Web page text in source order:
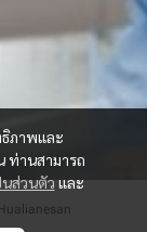
ภาพและ
ท่านสามารถ
ส่วนตัว และ